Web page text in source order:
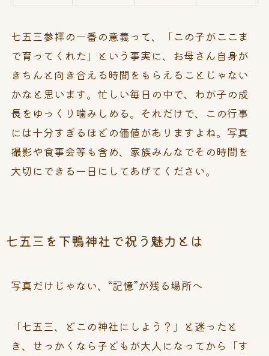
七五三参拝の一番の意義って、「この子がここま
で育ってくれた」という事実に、お母さん自身が
きちんと向き合える時間をもらえることじゃない
かなと思います。忙しい毎日の中で、わが子の成
長をゆっくり噛みしめる。それだけで、この行事
には十分すぎるほどの価値がありますよね。写真
撮影や食事会等も含め、家族みんなでその時間を
大切にできる一日にしてあげてください。
七五三を下鴨神社で祝う魅力とは
写真だけじゃない、“記憶”が残る場所へ
「七五三、どこの神社にしよう？」と迷ったと
き、せっかくなら子どもが大人になってから「す